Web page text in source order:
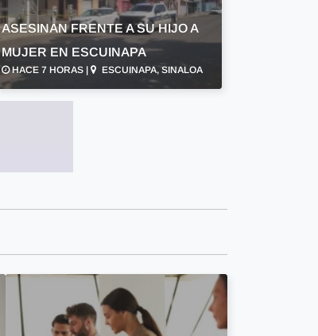
ASESINAN FRENTE A SU HIJO A
MUJER EN ESCUINAPA
HACE 7 HORAS | ESCUINAPA, SINALOA